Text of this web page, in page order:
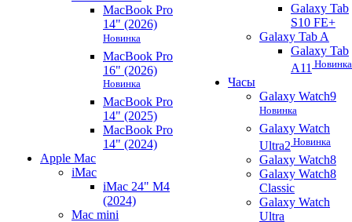
MacBook Pro
14" (2026)
Новинка
MacBook Pro
16" (2026)
Новинка
MacBook Pro
14" (2025)
MacBook Pro
14" (2024)
Apple Mac
iMac
iMac 24" M4
(2024)
Mac mini
Galaxy Tab
S10 FE+
Galaxy Tab A
Galaxy Tab
A11 Новинка
Часы
Galaxy Watch9
Новинка
Galaxy Watch
Ultra2 Новинка
Galaxy Watch8
Galaxy Watch8
Classic
Galaxy Watch
Ultra